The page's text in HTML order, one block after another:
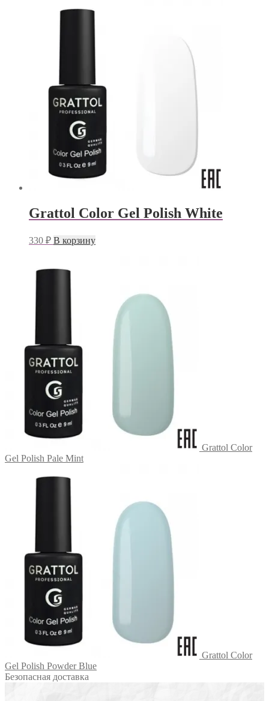
Grattol Color Gel Polish White
330 ₽ В корзину
Grattol Color
Gel Polish Pale Mint
Grattol Color
Gel Polish Powder Blue
Безопасная доставка